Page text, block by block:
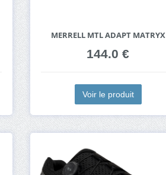
MERRELL MTL ADAPT MATRYX
144.0 €
Voir le produit